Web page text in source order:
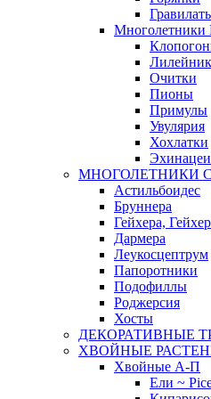
Многолетники
Очитки
Пионы
Примулы
Увулярия
Хохлатки
Эхинацеи
МНОГОЛЕТНИКИ
Астильбоидес
Бруннера
Гейхера,
Дармера
Леукосцептрум
Папоротники
Подофиллы
Роджерсия
Хосты
ДЕКОРАТИВНЫЕ
ХВОЙНЫЕ
Хвойные А-П
Ели ~